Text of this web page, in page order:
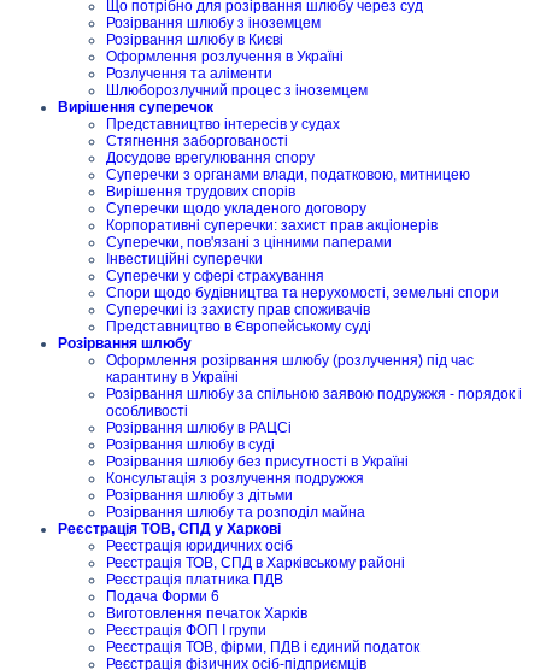
Що потрібно для розірвання шлюбу через суд
Розірвання шлюбу з іноземцем
Розірвання шлюбу в Києві
Оформлення розлучення в Україні
Розлучення та аліменти
Шлюборозлучний процес з іноземцем
Вирішення суперечок
Представництво інтересів у судах
Стягнення заборгованості
Досудове врегулювання спору
Суперечки з органами влади, податковою, митницею
Вирішення трудових спорів
Суперечки щодо укладеного договору
Корпоративні суперечки: захист прав акціонерів
Суперечки, пов'язані з цінними паперами
Інвестиційні суперечки
Суперечки у сфері страхування
Спори щодо будівництва та нерухомості, земельні спори
Суперечкиі із захисту прав споживачів
Представництво в Європейському суді
Розірвання шлюбу
Оформлення розірвання шлюбу (розлучення) під час
карантину в Україні
Розірвання шлюбу за спільною заявою подружжя - порядок і
особливості
Розірвання шлюбу в РАЦСі
Розірвання шлюбу в суді
Розірвання шлюбу без присутності в Україні
Консультація з розлучення подружжя
Розірвання шлюбу з дітьми
Розірвання шлюбу та розподіл майна
Реєстрація ТОВ, СПД у Харкові
Реєстрація юридичних осіб
Реєстрація ТОВ, СПД в Харківському районі
Реєстрація платника ПДВ
Подача Форми 6
Виготовлення печаток Харків
Реєстрація ФОП I групи
Реєстрація ТОВ, фірми, ПДВ і єдиний податок
Реєстрація фізичних осіб-підприємців